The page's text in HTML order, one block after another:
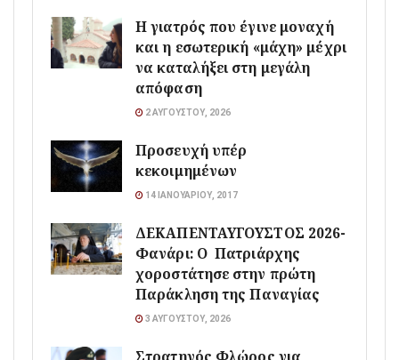
Η γιατρός που έγινε μοναχή
και η εσωτερική «μάχη» μέχρι
να καταλήξει στη μεγάλη
απόφαση
2 ΑΥΓΟΎΣΤΟΥ, 2026
Προσευχή υπέρ
κεκοιμημένων
14 ΙΑΝΟΥΑΡΊΟΥ, 2017
ΔΕΚΑΠΕΝΤΑΥΓΟΥΣΤΟΣ 2026-
Φανάρι: Ο Πατριάρχης
χοροστάτησε στην πρώτη
Παράκληση της Παναγίας
3 ΑΥΓΟΎΣΤΟΥ, 2026